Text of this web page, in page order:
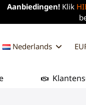
Aanbiedingen!Klik
Nederlands